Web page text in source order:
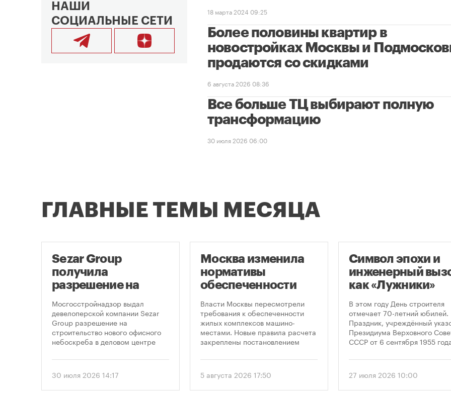
18 марта 2024 09:25
Более половины квартир в
новостройках Москвы и
продаются со скидками
6 августа 2026 08:36
Все больше ТЦ выбирают полную
трансформацию
30 июля 2026 06:00
НАШИ
СОЦИАЛЬНЫЕ СЕТИ
ГЛАВНЫЕ ТЕМЫ МЕСЯЦА
Sezar Group
получила
разрешение на
строительство
небоскреба в
«Москва-Сити»
Мосгосстройнадзор выдал
девелоперской компании Sezar
Group разрешение на
строительство нового офисного
небоскреба в деловом центре
предусматривает возведение 52-
метров.
30 июля 2026 14:17
Москва изменила
нормативы
обеспеченности
парковками
Власти Москвы пересмотрели
требования к обеспеченности
жилых комплексов машино-
местами. Новые правила расчета
закреплены постановлением
от 5 августа 2026 года. Документ
подход к определению
необходимого количества
5 августа 2026 17:50
Символ эпохи и
инженерный
как «Лужники»
Дня строителя
В этом году День строителя
отмечает 70-летний юбилей.
Праздник, учреждённый
Президиума Верховного
СССР от 6 сентября 1955
1956 года. И главным
стало открытие Большой
спортивной арены
27 июля 2026 10:00